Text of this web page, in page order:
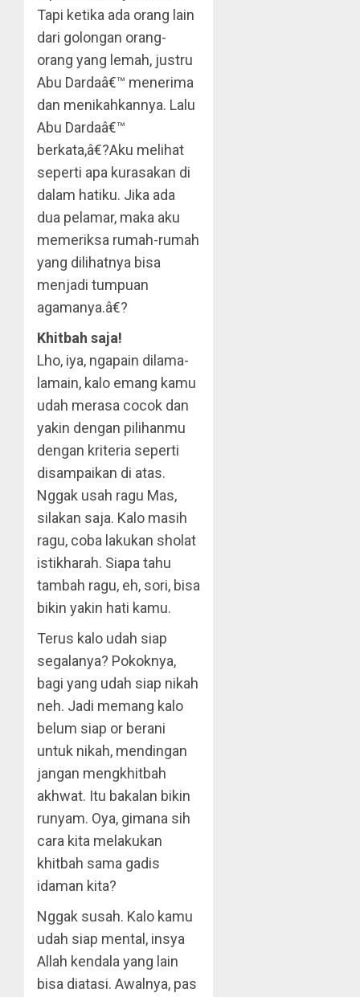
Tapi ketika ada orang lain
dari golongan orang-
orang yang lemah, justru
Abu Dardaâ€™ menerima
dan menikahkannya. Lalu
Abu Dardaâ€™
berkata,â€?Aku melihat
seperti apa kurasakan di
dalam hatiku. Jika ada
dua pelamar, maka aku
memeriksa rumah-rumah
yang dilihatnya bisa
menjadi tumpuan
agamanya.â€?
Khitbah saja!
Lho, iya, ngapain dilama-
lamain, kalo emang kamu
udah merasa cocok dan
yakin dengan pilihanmu
dengan kriteria seperti
disampaikan di atas.
Nggak usah ragu Mas,
silakan saja. Kalo masih
ragu, coba lakukan sholat
istikharah. Siapa tahu
tambah ragu, eh, sori, bisa
bikin yakin hati kamu.
Terus kalo udah siap
segalanya? Pokoknya,
bagi yang udah siap nikah
neh. Jadi memang kalo
belum siap or berani
untuk nikah, mendingan
jangan mengkhitbah
akhwat. Itu bakalan bikin
runyam. Oya, gimana sih
cara kita melakukan
khitbah sama gadis
idaman kita?
Nggak susah. Kalo kamu
udah siap mental, insya
Allah kendala yang lain
bisa diatasi. Awalnya, pas